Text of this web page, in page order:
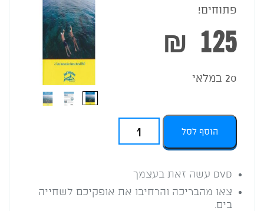
פתוחים!
125
₪
20 במלאי
כמות
DVD
Success
הוסף לסל
DVD עשה זאת בעצמך
צאו מהבריכה והרחיבו את אופקיכם לשחייה
בים